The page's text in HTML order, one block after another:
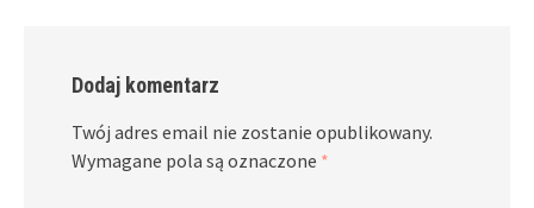
Dodaj komentarz
Twój adres email nie zostanie opublikowany.
Wymagane pola są oznaczone *